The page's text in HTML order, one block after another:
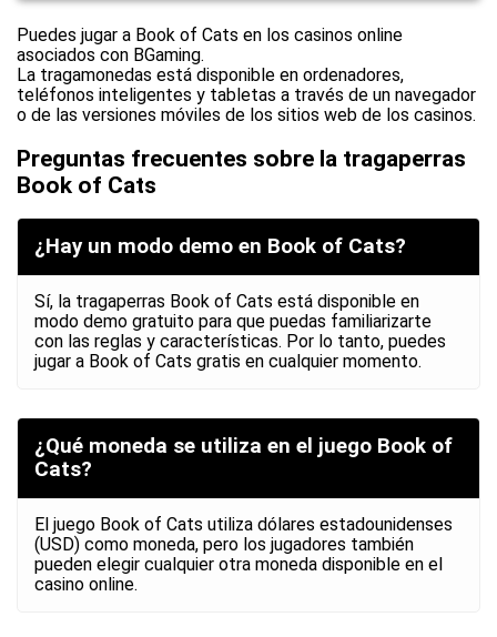
Puedes jugar a Book of Cats en los casinos online
asociados con BGaming.
La tragamonedas está disponible en ordenadores,
teléfonos inteligentes y tabletas a través de un navegador
o de las versiones móviles de los sitios web de los casinos.
Preguntas frecuentes sobre la tragaperras
Book of Cats
¿Hay un modo demo en Book of Cats?
Sí, la tragaperras Book of Cats está disponible en
modo demo gratuito para que puedas familiarizarte
con las reglas y características. Por lo tanto, puedes
jugar a Book of Cats gratis en cualquier momento.
¿Qué moneda se utiliza en el juego Book of
Cats?
El juego Book of Cats utiliza dólares estadounidenses
(USD) como moneda, pero los jugadores también
pueden elegir cualquier otra moneda disponible en el
casino online.